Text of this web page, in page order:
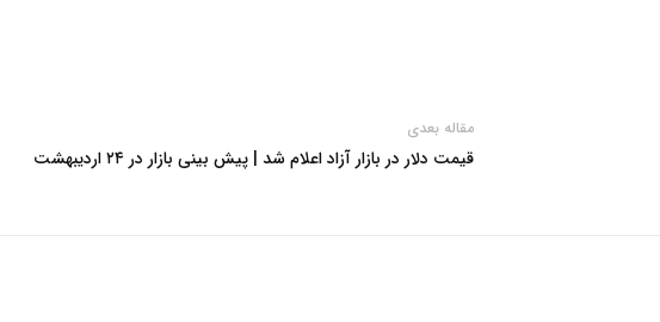
مقاله بعدی
قیمت دلار در بازار آزاد اعلام شد | پیش بینی بازار در ۲۴ اردیبهشت